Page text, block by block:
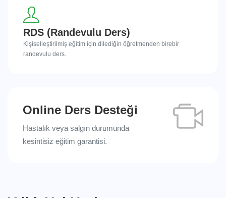
RDS (Randevulu Ders)
Kişiselleştirilmiş eğitim için dilediğin öğretmenden birebir
randevulu ders.
Online Ders Desteği
Hastalık veya salgın durumunda
kesintisiz eğitim garantisi.